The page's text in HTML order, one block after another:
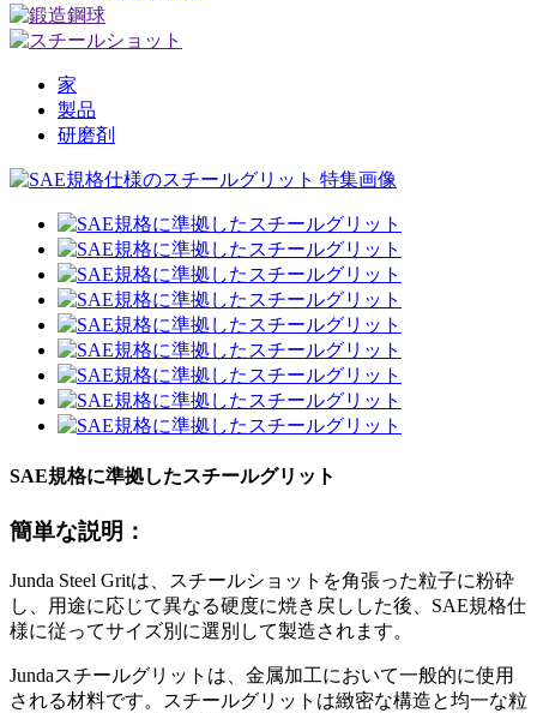
家
製品
研磨剤
SAE規格に準拠したスチールグリット
簡単な説明：
Junda Steel Gritは、スチールショットを角張った粒子に粉砕
し、用途に応じて異なる硬度に焼き戻しした後、SAE規格仕
様に従ってサイズ別に選別して製造されます。
Jundaスチールグリットは、金属加工において一般的に使用
される材料です。スチールグリットは緻密な構造と均一な粒